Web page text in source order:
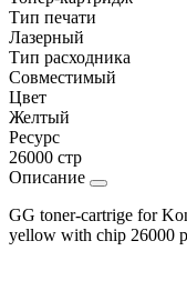
Тип печати
Лазерный
Тип расходника
Совместимый
Цвет
Желтый
Ресурс
26000 стр
Описание
GG toner-cartrige for
yellow with chip 26000